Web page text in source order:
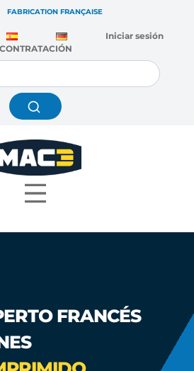
FABRICATION FRANÇAISE
Iniciar sesión
CONTRATACIÓN
FRANCÉS